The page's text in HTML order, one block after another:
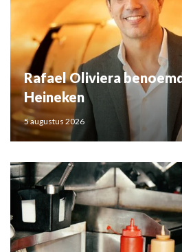
Rafael Oliviera
Heineken
5 augustus 2026